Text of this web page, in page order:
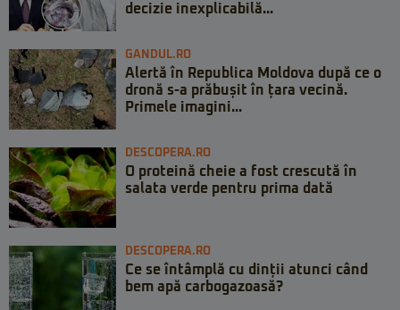
decizie inexplicabilă...
GANDUL.RO
Alertă în Republica Moldova după ce o
dronă s-a prăbușit în țara vecină.
Primele imagini...
DESCOPERA.RO
O proteină cheie a fost crescută în
salata verde pentru prima dată
DESCOPERA.RO
Ce se întâmplă cu dinții atunci când
bem apă carbogazoasă?